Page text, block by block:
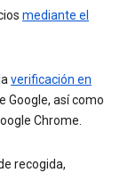
mediante el
verificación en
Google, así como
Chrome.
recogida,